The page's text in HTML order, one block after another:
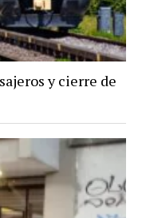
y cierre de